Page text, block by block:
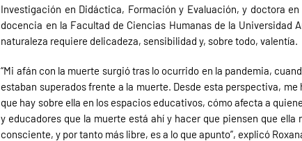
Investigación en Didáctica, Formación y Evaluación, y doctora
docencia en la Facultad de Ciencias Humanas de la
naturaleza requiere delicadeza, sensibilidad y, sobre todo, valentía.
“Mi afán con la muerte surgió tras lo ocurrido en la pandemia,
estaban superados frente a la muerte. Desde esta perspectiva,
que hay sobre ella en los espacios educativos, cómo afecta a
y educadores que la muerte está ahí y hacer que piensen que
consciente, y por tanto más libre, es a lo que apunto”, explicó